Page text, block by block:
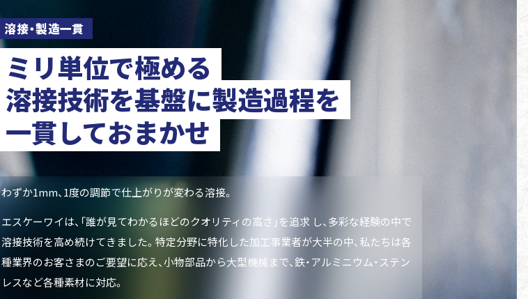
溶接・製造一貫
ミリ単位で極める
溶接技術を基盤に製造過程を
一貫しておまかせ
わずか1mm、1度の調節で仕上がりが変わる溶接。
エスケーワイは、「誰が見てわかるほどのクオリティの高さ」を追求 し、多彩な経験の中で
溶接技術を高め続けてきました。特定分野に特化した加工事業者が大半の中、私たちは各
種業界のお客さまのご要望に応え、小物部品から大型機械まで、鉄・アルミニウム・ステン
レスなど各種素材に対応。